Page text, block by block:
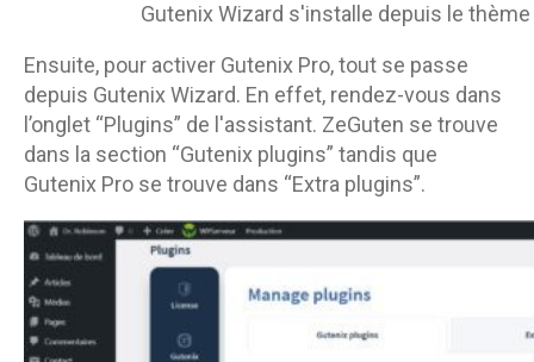
Gutenix Wizard s'installe depuis le
Ensuite, pour activer Gutenix Pro, tout se passe
depuis Gutenix Wizard. En effet, rendez-vous dans
l’onglet “Plugins” de l'assistant. ZeGuten se trouve
dans la section “Gutenix plugins” tandis que
Gutenix Pro se trouve dans “Extra plugins”.